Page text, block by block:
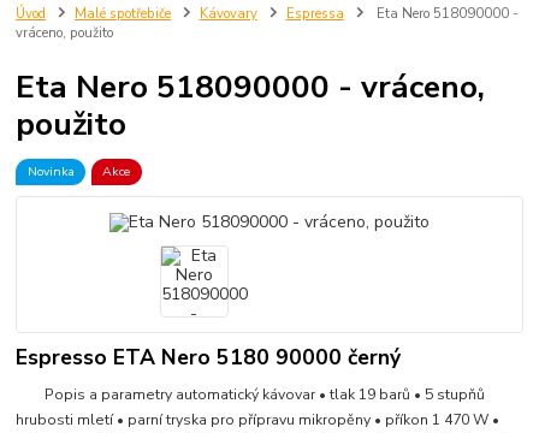
Úvod Malé spotřebiče Kávovary Espressa
Eta Nero 518090000 -
vráceno, použito
Eta Nero 518090000 - vráceno,
použito
Novinka Akce
Espresso ETA Nero 5180 90000 černý
Popis a parametry automatický kávovar • tlak 19 barů • 5 stupňů
hrubosti mletí • parní tryska pro přípravu mikropěny • příkon 1 470 W •